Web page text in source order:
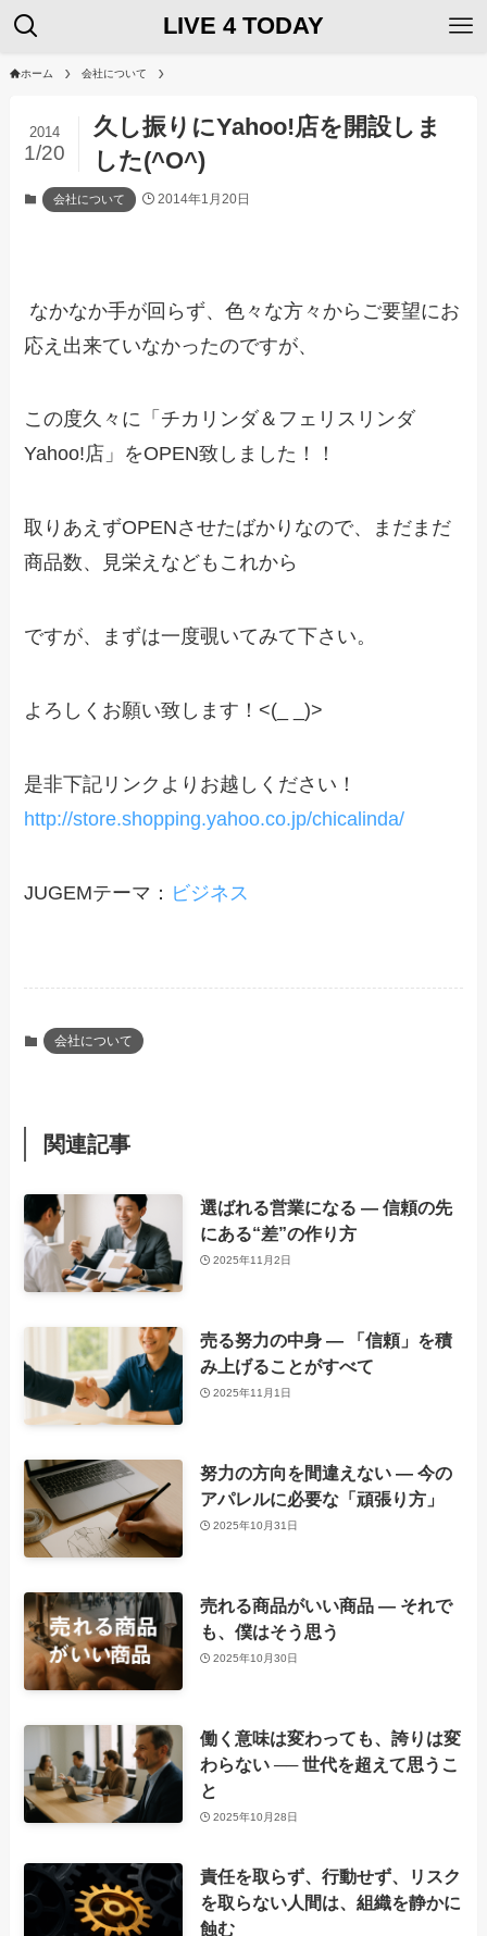
LIVE 4 TODAY
ホーム 会社について
久し振りにYahoo!店を開設しま
した(^O^)
2014
1/20
会社について 2014年1月20日
なかなか手が回らず、色々な方々からご要望にお
応え出来ていなかったのですが、
この度久々に「チカリンダ＆フェリスリンダ
Yahoo!店」をOPEN致しました！！
取りあえずOPENさせたばかりなので、まだまだ
商品数、見栄えなどもこれから
ですが、まずは一度覗いてみて下さい。
よろしくお願い致します！<(_ _)>
是非下記リンクよりお越しください！
http://store.shopping.yahoo.co.jp/chicalinda/
JUGEMテーマ： ビジネス
会社について
関連記事
選ばれる営業になる ― 信頼の先
にある“差”の作り方
2025年11月2日
売る努力の中身 ― 「信頼」を積
み上げることがすべて
2025年11月1日
努力の方向を間違えない ― 今の
アパレルに必要な「頑張り方」
2025年10月31日
売れる商品がいい商品 ― それで
も、僕はそう思う
2025年10月30日
働く意味は変わっても、誇りは変
わらない ── 世代を超えて思うこ
と
2025年10月28日
責任を取らず、行動せず、リスク
を取らない人間は、組織を静かに
蝕む